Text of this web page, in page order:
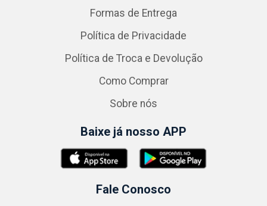
Formas de Entrega
Política de Privacidade
Política de Troca e Devolução
Como Comprar
Sobre nós
Baixe já nosso APP
Fale Conosco